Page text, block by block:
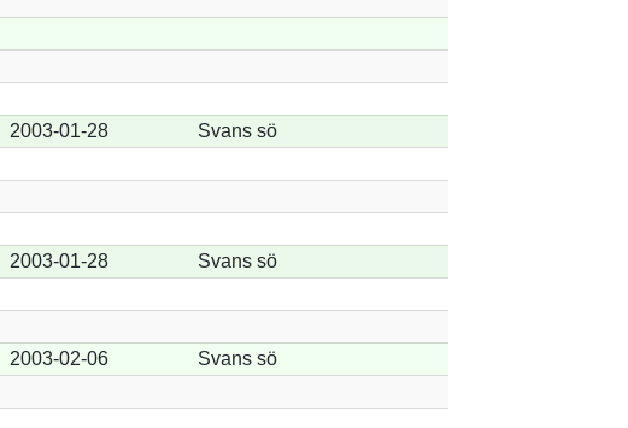
2003-01-28
Svans sö
2003-01-28
Svans sö
2003-02-06
Svans sö